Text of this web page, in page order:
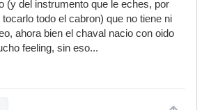
(y del instrumento que le eches, por
todo el cabron) que no tiene ni
ahora bien el chaval nacio con oido
feeling, sin eso...